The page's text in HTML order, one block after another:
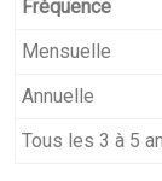
Fréquence
Mensuelle
Annuelle
Tous les 3 à 5